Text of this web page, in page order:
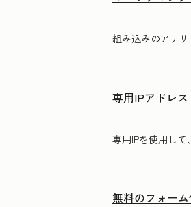
組み込みのアナ
専用IPアドレス
専用IPを使用して
無料のフォー